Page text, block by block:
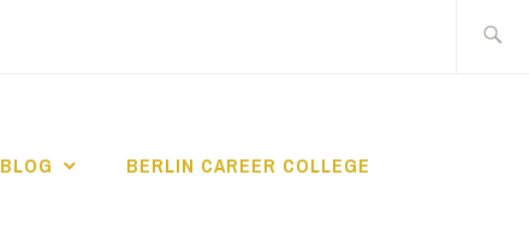
nach:
BLOG BERLIN CAREER COLLEGE